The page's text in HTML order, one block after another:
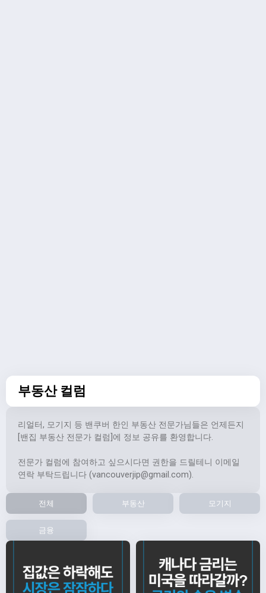
부동산 컬럼
리얼터, 모기지 등 밴쿠버 한인 부동산 전문가님들은 언제든지
[밴집 부동산 전문가 컬럼]에 정보 공유를 환영합니다.
전문가 컬럼에 참여하고 싶으시다면 권한을 드릴테니 이메일
연락 부탁드립니다 (vancouverjip@gmail.com).
전체 부동산 모기지
금융